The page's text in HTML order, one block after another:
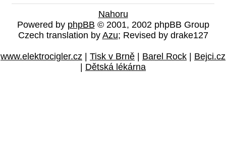
Nahoru
Powered by phpBB © 2001, 2002 phpBB Group
Czech translation by Azu; Revised by drake127
www.elektrocigler.cz | Tisk v Brně | Barel Rock | Bejci.cz
| Dětská lékárna